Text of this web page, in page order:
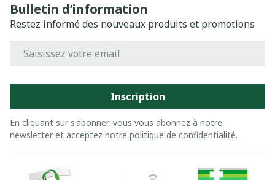
Bulletin d’information
Restez informé des nouveaux produits et promotions
Inscription
En cliquant sur s'abonner, vous vous abonnez à notre
newsletter et acceptez notre politique de confidentialité.